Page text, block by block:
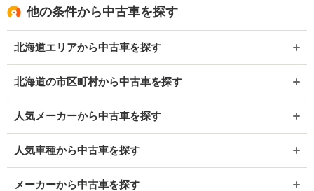
他の条件から中古車を探す
北海道エリアから中古車を探す
北海道の市区町村から中古車を探す
人気メーカーから中古車を探す
人気車種から中古車を探す
メーカーから中古車を探す